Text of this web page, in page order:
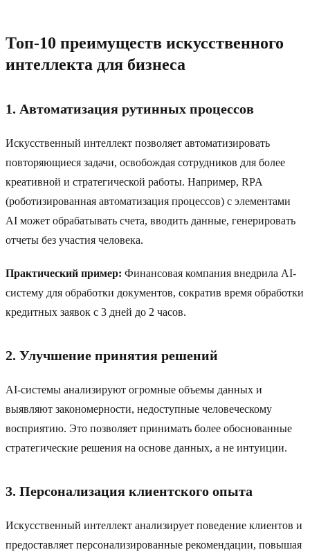
Топ-10 преимуществ искусственного
интеллекта для бизнеса
1. Автоматизация рутинных процессов
Искусственный интеллект позволяет автоматизировать
повторяющиеся задачи, освобождая сотрудников для более
креативной и стратегической работы. Например, RPA
(роботизированная автоматизация процессов) с элементами
AI может обрабатывать счета, вводить данные, генерировать
отчеты без участия человека.
Практический пример: Финансовая компания внедрила AI-
систему для обработки документов, сократив время обработки
кредитных заявок с 3 дней до 2 часов.
2. Улучшение принятия решений
AI-системы анализируют огромные объемы данных и
выявляют закономерности, недоступные человеческому
восприятию. Это позволяет принимать более обоснованные
стратегические решения на основе данных, а не интуиции.
3. Персонализация клиентского опыта
Искусственный интеллект анализирует поведение клиентов и
предоставляет персонализированные рекомендации, повышая